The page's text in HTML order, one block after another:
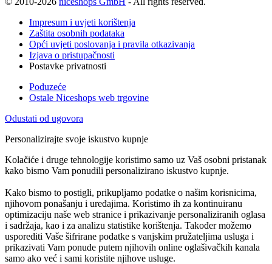
Impresum i uvjeti korištenja
Zaštita osobnih podataka
Opći uvjeti poslovanja i pravila otkazivanja
Izjava o pristupačnosti
Postavke privatnosti
Poduzeće
Ostale Niceshops web trgovine
Odustati od ugovora
Personalizirajte svoje iskustvo kupnje
Kolačiće i druge tehnologije koristimo samo uz Vaš osobni pristanak
kako bismo Vam ponudili personalizirano iskustvo kupnje.
Kako bismo to postigli, prikupljamo podatke o našim korisnicima,
njihovom ponašanju i uređajima. Koristimo ih za kontinuiranu
optimizaciju naše web stranice i prikazivanje personaliziranih oglasa
i sadržaja, kao i za analizu statistike korištenja. Također možemo
usporediti Vaše šifrirane podatke s vanjskim pružateljima usluga i
prikazivati Vam ponude putem njihovih online oglašivačkih kanala
samo ako već i sami koristite njihove usluge.